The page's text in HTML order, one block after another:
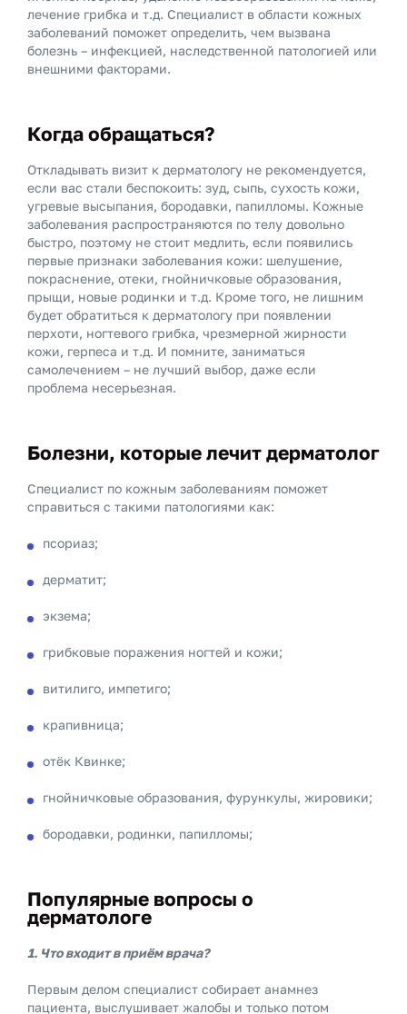
лечение грибка и т.д. Специалист в области кожных
заболеваний поможет определить, чем вызвана
болезнь – инфекцией, наследственной патологией или
внешними факторами.
Когда обращаться?
Откладывать визит к дерматологу не рекомендуется,
если вас стали беспокоить: зуд, сыпь, сухость кожи,
угревые высыпания, бородавки, папилломы. Кожные
заболевания распространяются по телу довольно
быстро, поэтому не стоит медлить, если появились
первые признаки заболевания кожи: шелушение,
покраснение, отеки, гнойничковые образования,
прыщи, новые родинки и т.д. Кроме того, не лишним
будет обратиться к дерматологу при появлении
перхоти, ногтевого грибка, чрезмерной жирности
кожи, герпеса и т.д. И помните, заниматься
самолечением – не лучший выбор, даже если
проблема несерьезная.
Болезни, которые лечит дерматолог
Специалист по кожным заболеваниям поможет
справиться с такими патологиями как:
псориаз;
дерматит;
экзема;
грибковые поражения ногтей и кожи;
витилиго, импетиго;
крапивница;
отёк Квинке;
гнойничковые образования, фурункулы, жировики;
бородавки, родинки, папилломы;
Популярные вопросы о
дерматологе
1. Что входит в приём врача?
Первым делом специалист собирает анамнез
пациента, выслушивает жалобы и только потом